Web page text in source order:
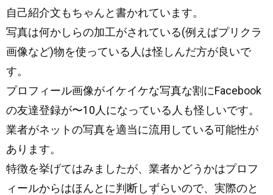
自己紹介文もちゃんと書かれています。
写真は何かしらの加工がされている(例えばプリクラ
画像など)物を使っている人は怪しんだ方が良いで
す。
プロフィール画像がイケイケな写真な割にFacebook
の友達登録が〜10人になっている人も怪しいです。
業者がネットの写真を適当に流用している可能性が
あります。
特徴を挙げてはみましたが、業者かどうかはプロフ
ィールからはほんとに判断しずらいので、実際のと